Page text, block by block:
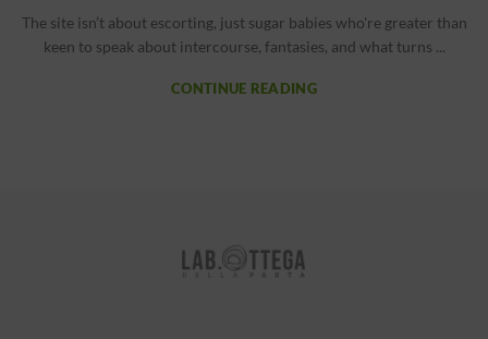
The site isn’t about escorting, just sugar babies who're greater than
keen to speak about intercourse, fantasies, and what turns ...
CONTINUE READING